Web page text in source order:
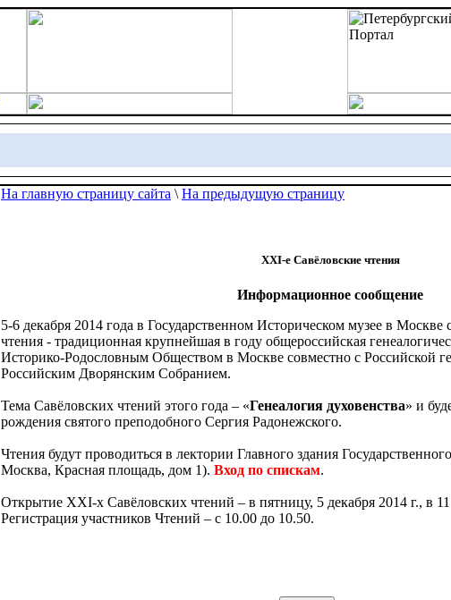
На главную страницу сайта \ На предыдущую страницу
XXI-е Савёловские чтения
Информационное сообщение
5-6 декабря 2014 года в Государственном Историческом музее в Москве
чтения - традиционная крупнейшая в году общероссийская
Историко-Родословным Обществом в Москве совместно с Российской
Российским Дворянским Собранием.
Тема Савёловских чтений этого года – «Генеалогия духовенства» и
рождения святого преподобного Сергия Радонежского.
Чтения будут проводиться в лектории Главного здания
Москва, Красная площадь, дом 1). Вход по спискам.
Открытие XXI-х Савёловских чтений – в пятницу, 5 декабря 2014 г., в
Регистрация участников Чтений – с 10.00 до 10.50.